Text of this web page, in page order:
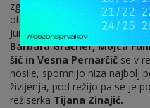
zgodb in spominov, ki niso
otožni, prijetni, ampak tudi
Junakinje predstave, petorica
Barbara Gračner, Mojca
šić in Vesna Pernarčič se v
nosile, spomnijo niza najbolj
življenja, pod režijo pa se je
režiserka Tijana Zinajić.